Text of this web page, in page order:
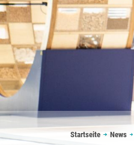
Startseite News